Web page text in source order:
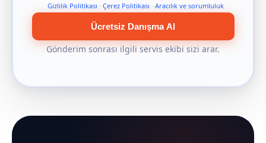
Gizlilik Politikası · Çerez Politikası · Aracılık ve sorumluluk
Ücretsiz Danışma Al
Gönderim sonrası ilgili servis ekibi sizi arar.